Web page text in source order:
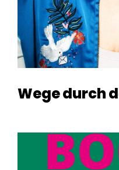
Wege durch